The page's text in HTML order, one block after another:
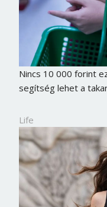
Nincs 10 000 forint
segítség lehet a
Life